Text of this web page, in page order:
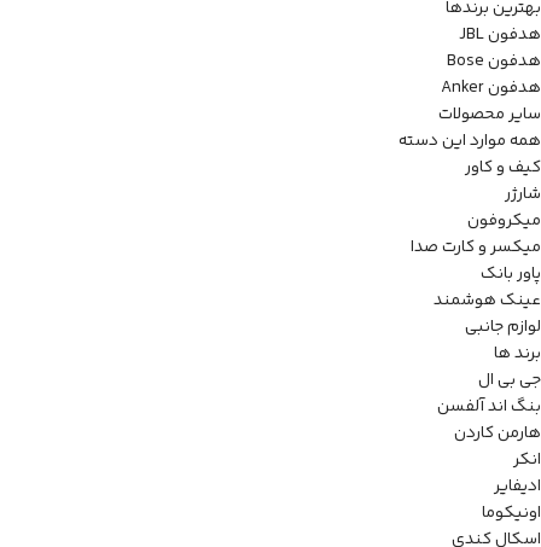
بهترین برندها
هدفون JBL
هدفون Bose
هدفون Anker
سایر محصولات
همه موارد این دسته
کیف و کاور
شارژر
میکروفون
میکسر و کارت صدا
پاور بانک
عینک هوشمند
لوازم جانبی
برند ها
جی بی ال
بنگ اند آلفسن
هارمن کاردن
انکر
ادیفایر
اونیکوما
اسکال کندی